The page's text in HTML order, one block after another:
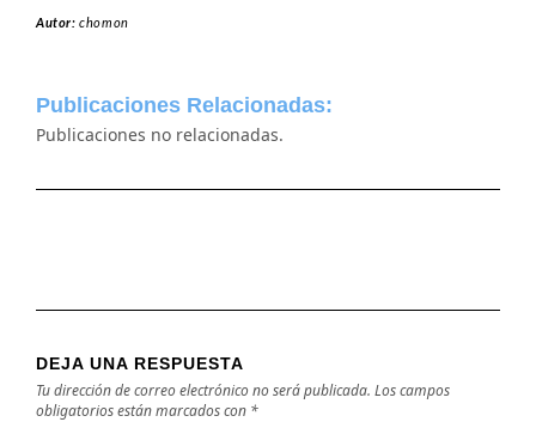
Autor:chomon
Publicaciones Relacionadas:
Publicaciones no relacionadas.
DEJA UNA RESPUESTA
Tu dirección de correo electrónico no será publicada. Los campos
obligatorios están marcados con *